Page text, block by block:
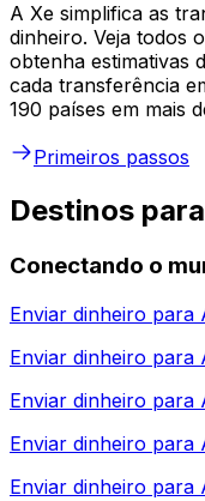
A Xe simplifica as
dinheiro. Veja todos
obtenha estimativas
cada transferência
190 países em mais
Primeiros passos
Destinos
Conectando o
Enviar dinheiro para
Enviar dinheiro para
Enviar dinheiro para
Enviar dinheiro para
Enviar dinheiro para